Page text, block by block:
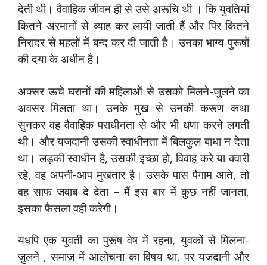
देती थी। वैवाहिक जीवन ही से उसे अरूचि थी । कि युवतियां
कितने अरमानों से व्‍याह कर लायी जाती हैं और पिर कितने
निरादर से महलों में बन्‍द कर दी जाती है। उनका भाग्‍य पुरूषों
की दया के अधीन है।
अक्‍सर ऊचे घरानों की महिलाओं से उसको मिलने-जुलने का
अवसर मिलता था। उनके मुख से उनकी करूण कथा
सुनकर वह वैवाहिक पराधीनता से और भी धणा करने लगती
थी। और यजदानी उसकी स्‍वाधीनता में बिलकुल बाधा न देता
था। लड़की स्‍वाधीन है, उसकी इच्‍छा हो, विवाह करे या क्‍वारी
रहे, वह अपनी-आप मुखतार है। उसके पास पैगाम आते, तो
वह साफ जवाब दे देता – मैं इस बार में कुछ नहीं जानता,
इसका फैसला वही करेगी।
यधपि एक युवती का पुरूष वेष में रहना, युवकों से मिलना-
जुलने , समाज में आलोचना का विषय था, पर यजदानी और